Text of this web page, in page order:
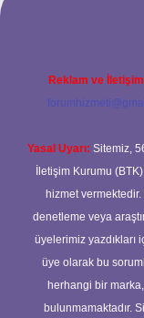
Reklam ve
Yasal Uyarı: Sitemiz,
İletişim Kurumu
hizmet
denetleme veya
üyelerimiz yazdıkları
üye olarak bu
herhangi bir
bulunmamaktadır.